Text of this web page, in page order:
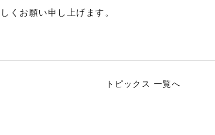
くお願い申し上げます。
トピックス 一覧へ